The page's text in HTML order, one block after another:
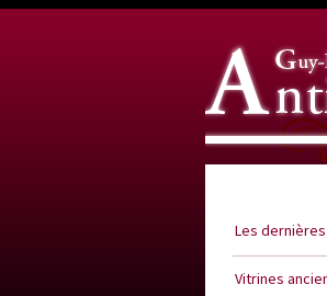
Les
Vitrines